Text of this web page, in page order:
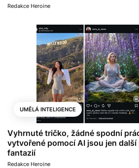
Redakce Heroine
UMĚLÁ INTELIGENCE
Vyhrnuté tričko, žádné spodní
vytvořené pomocí AI jsou jen
fantazií
Redakce Heroine